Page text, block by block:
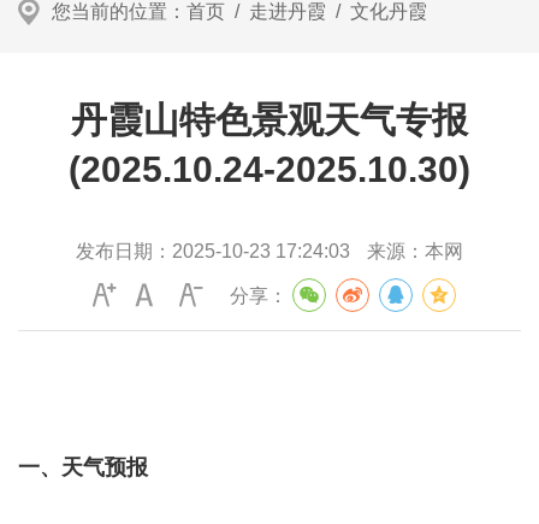
您当前的位置： 首页 / 走进丹霞 / 文化丹霞
丹霞山特色景观天气专报
(2025.10.24-2025.10.30)
发布日期： 2025-10-23 17:24:03 来源： 本网
分享：
一、天气预报